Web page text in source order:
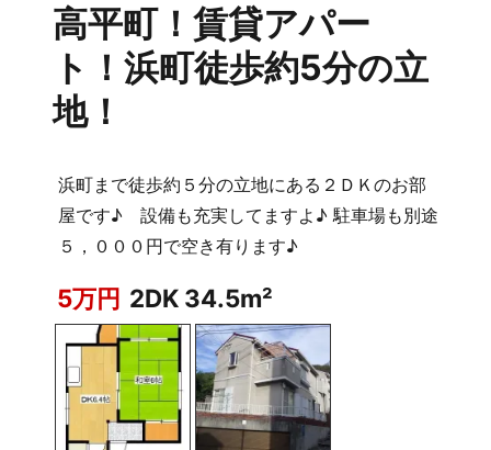
高平町！賃貸アパー
ト！浜町徒歩約5分の立
地！
浜町まで徒歩約５分の立地にある２ＤＫのお部
屋です♪ 設備も充実してますよ♪ 駐車場も別途
５，０００円で空き有ります♪
5万円 2DK 34.5m²